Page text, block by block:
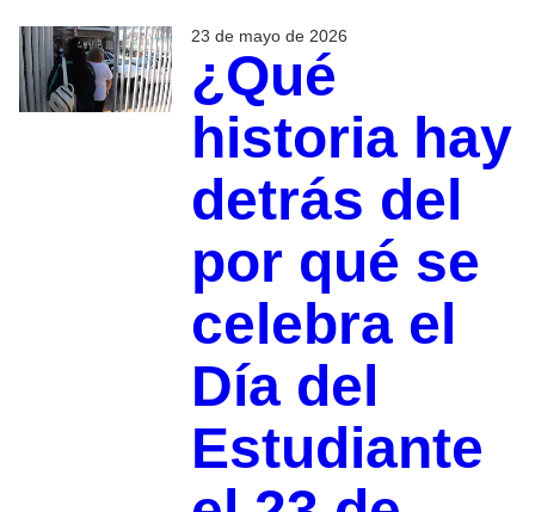
23 de mayo de 2026
¿Qué
historia hay
detrás del
por qué se
celebra el
Día del
Estudiante